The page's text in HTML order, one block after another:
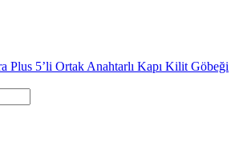
Plus 5’li Ortak Anahtarlı Kapı Kilit Göbeği